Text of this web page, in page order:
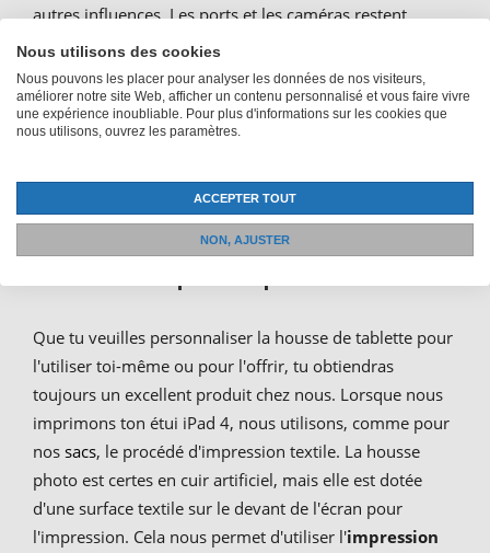
autres influences. Les ports et les caméras restent
cependant libres pour une utilisation confortable.
D'ailleurs : les étuis pour iPad 4 avec ta propre photo
sont aussi descadeaux de Noëlcréatifs !
Housses de tablettes
personnalisées : Imprimer une
Que tu veuilles personnaliser la housse de tablette pour
l'utiliser toi-même ou pour l'offrir, tu obtiendras
toujours un excellent produit chez nous. Lorsque nous
imprimons ton étui iPad 4, nous utilisons, comme pour
nos sacs, le procédé d'impression textile. La housse
photo est certes en cuir artificiel, mais elle est dotée
d'une surface textile sur le devant de l'écran pour
l'impression. Cela nous permet d'utiliser l'impression
Nous utilisons des cookies
Nous pouvons les placer pour analyser les données de nos visiteurs,
améliorer notre site Web, afficher un contenu personnalisé et vous faire vivre
une expérience inoubliable. Pour plus d'informations sur les cookies que
nous utilisons, ouvrez les paramètres.
ACCEPTER TOUT
NON, AJUSTER